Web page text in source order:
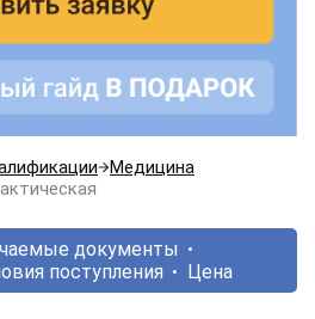
Медицина
документы
поступления Цена